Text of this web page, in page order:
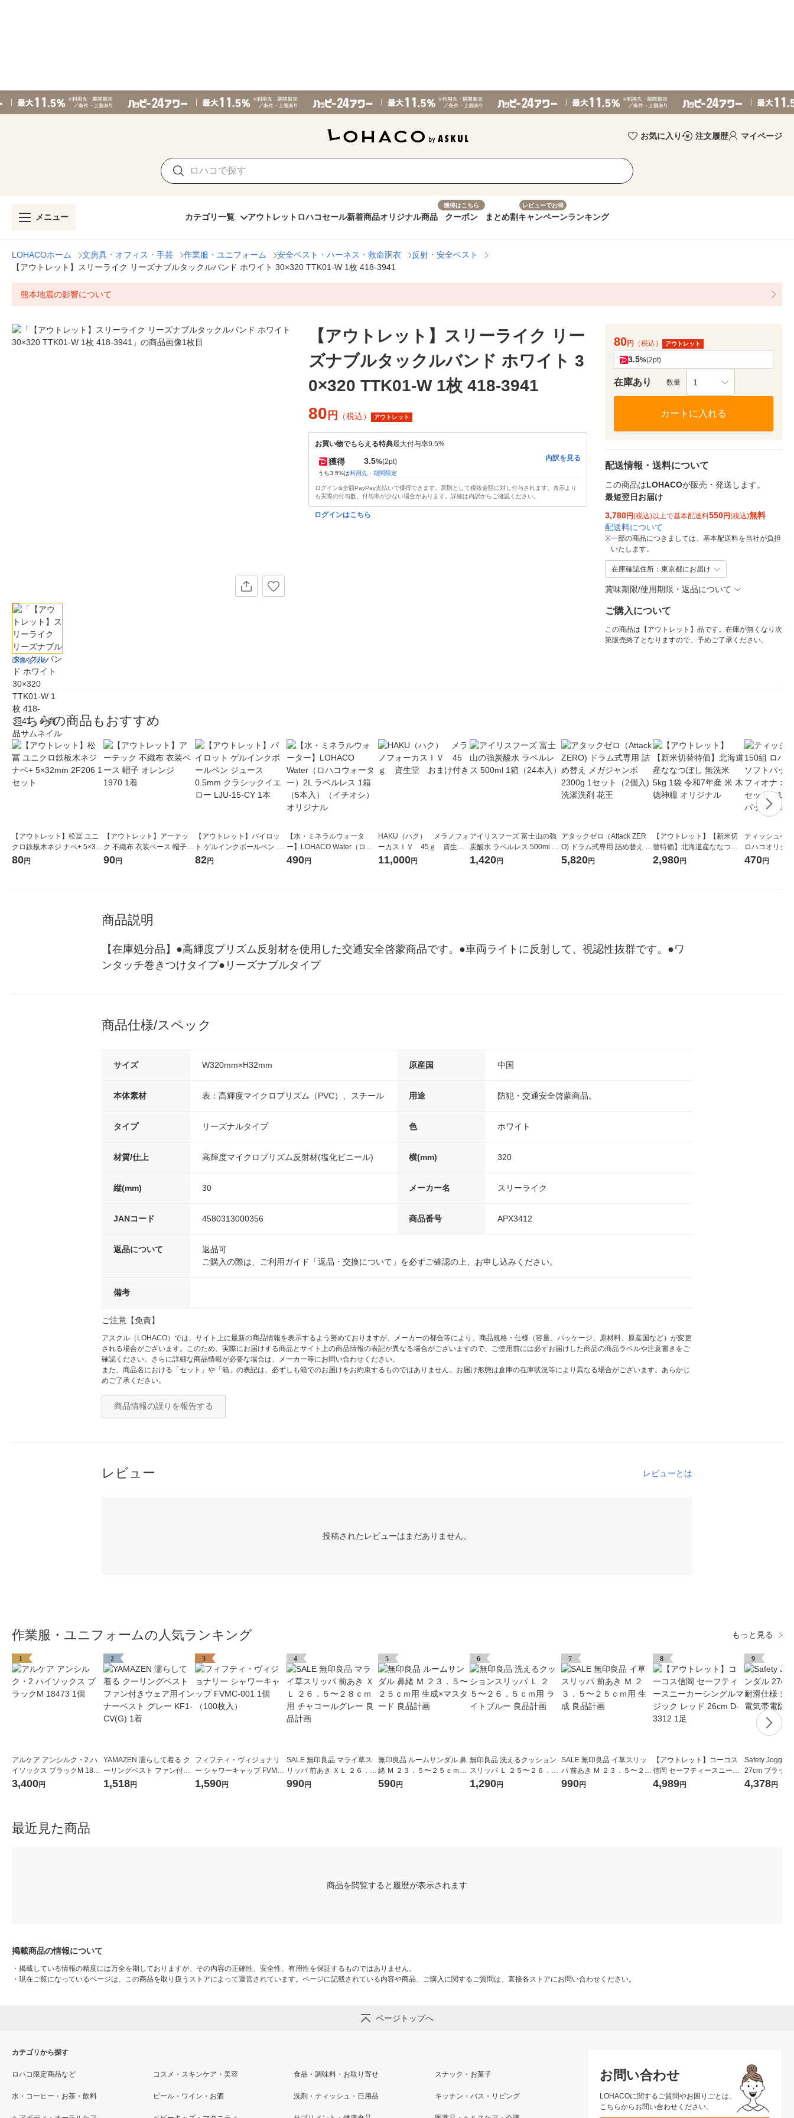
お気に入り 注文履歴 マイページ
メニュー カテゴリ一覧 アウトレット ロハコセール新着商品オリジナル商品
獲得はこちら
クーポン まとめ割
レビューでお得
キャンペーンランキング
LOHACOホーム 文房具・オフィス・手芸 作業服・ユニフォーム 安全ベスト・ハーネス・救命胴衣
反射・安全ベスト
【アウトレット】スリーライク リーズナブルタックルバンド ホワイト 30×320 TTK01-W 1枚 418-3941
熊本地震の影響について
画像を見る
【アウトレット】スリーライク リー
ズナブルタックルバンド ホワイト 3
0×320 TTK01-W 1枚 418-3941
80 円 （税込） アウトレット
お買い物でもらえる特典最大付与率9.5%
獲得 3.5%(2pt)
うち3.5%は利用先・期間限定
内訳を見る
ログイン&全額PayPay支払いで獲得できます。原則として税抜金額に対し付与されます。表示より
も実際の付与数、付与率が少ない場合があります。詳細は内訳からご確認ください。
ログインはこちら
80円 （税込） アウトレット
3.5%(2pt)
在庫あり 数量 1
カートに入れる
配送情報・送料について
この商品はLOHACOが販売・発送します。
最短翌日お届け
3,780円(税込)以上で基本配送料550円(税込)無料
配送料について
※一部の商品につきましては、基本配送料を当社が負担
いたします。
在庫確認住所：東京都にお届け
賞味期限/使用期限・返品について
ご購入について
この商品は【アウトレット】品です。在庫が無くなり次
第販売終了となりますので、予めご了承ください。
こちらの商品もおすすめ
【アウトレット】松冨 ユニ
クロ鉄板木ネジ ナベ+ 5×32
mm 2F206 1セット
80円
【アウトレット】アーテッ
ク 不織布 衣装ベース 帽子
オレンジ 1970 1着
90円
【アウトレット】パイロッ
ト ゲルインクボールペン ジ
ュース 0.5mm クラシックイ
82円
【水・ミネラルウォータ
ー】LOHACO Water（ロハ
コウォーター）2L ラベルレ
490円
HAKU（ハク） メラノフォ
ーカスＩＶ 45ｇ 資生
堂 おまけ付き
11,000円
アイリスフーズ 富士山の強
炭酸水 ラベルレス 500ml 1
箱（24本入）
1,420円
アタックゼロ（Attack ZER
O) ドラム式専用 詰め替え メ
ガジャンボ 2300g 1セット
5,820円
【アウトレット】【新米切
替特価】北海道産ななつぼ
し 無洗米 5kg 1袋 令和7年産
2,980円
ティッシュペ
ロハコオリジ
ックティッシ
470円
商品説明
【在庫処分品】●高輝度プリズム反射材を使用した交通安全啓蒙商品です。●車両ライトに反射して、視認性抜群です。●ワ
ンタッチ巻きつけタイプ●リーズナブルタイプ
商品仕様/スペック
サイズ W320mm×H32mm 原産国 中国
本体素材 表：高輝度マイクロプリズム（PVC）、スチール 用途 防犯・交通安全啓蒙商品。
タイプ リーズナルタイプ 色 ホワイト
材質/仕上 高輝度マイクロプリズム反射材(塩化ビニール) 横(mm) 320
縦(mm) 30 メーカー名 スリーライク
JANコード 4580313000356 商品番号 APX3412
返品について
返品可
ご購入の際は、ご利用ガイド「返品・交換について」を必ずご確認の上、お申し込みください。
備考
ご注意【免責】
アスクル（LOHACO）では、サイト上に最新の商品情報を表示するよう努めておりますが、メーカーの都合等により、商品規格・仕様（容量、パッケージ、原材料、原産国など）が変更
される場合がございます。このため、実際にお届けする商品とサイト上の商品情報の表記が異なる場合がございますので、ご使用前には必ずお届けした商品の商品ラベルや注意書きをご
確認ください。さらに詳細な商品情報が必要な場合は、メーカー等にお問い合わせください。
また、商品名における「セット」や「箱」の表記は、必ずしも箱でのお届けをお約束するものではありません。お届け形態は倉庫の在庫状況等により異なる場合がございます。あらかじ
めご了承ください。
商品情報の誤りを報告する
レビュー レビューとは
投稿されたレビューはまだありません。
作業服・ユニフォームの人気ランキング もっと見る
1
アルケア アンシルク・2 ハ
イソックス ブラックM 1847
3 1個
3,400円
2
YAMAZEN 濡らして着る ク
ーリングベスト ファン付き
ウェア用インナーベスト グ
1,518円
3
フィフティ・ヴィジョナリ
ー シャワーキャップ FVMC-
001 1個（100枚入）
1,590円
4
SALE 無印良品 マライ草ス
リッパ 前あき ＸＬ ２６．
５〜２８ｃｍ用 チャコール
990円
5
無印良品 ルームサンダル 鼻
緒 Ｍ ２３．５〜２５ｃｍ用
生成×マスタード 良品計画
590円
6
無印良品 洗えるクッション
スリッパ Ｌ ２５〜２６．５
ｃｍ用 ライトブルー 良品計
1,290円
7
SALE 無印良品 イ草スリッ
パ 前あき Ｍ ２３．５〜２５
ｃｍ用 生成 良品計画
990円
8
【アウトレット】コーコス
信岡 セーフティースニーカ
ーシングルマジック レッド
4,989円
9
Safety Jogger
27cm ブラック
洗い可能 静電
4,378円
最近見た商品
商品を閲覧すると履歴が表示されます
掲載商品の情報について
・ 掲載している情報の精度には万全を期しておりますが、その内容の正確性、安全性、有用性を保証するものではありません。
・ 現在ご覧になっているページは、この商品を取り扱うストアによって運営されています。ページに記載されている内容や商品、ご購入に関するご質問は、直接各ストアにお問い合わせください。
ページトップへ
お問い合わせ
LOHACOに関するご質問やお困りごとは、
こちらからお問い合わせください。
カテゴリから探す
ロハコ限定商品など コスメ・スキンケア・美容 食品・調味料・お取り寄せ スナック・お菓子
水・コーヒー・お茶・飲料 ビール・ワイン・お酒 洗剤・ティッシュ・日用品 キッチン・バス・リビング